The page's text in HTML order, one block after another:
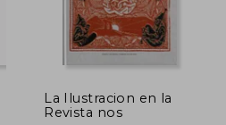
50%
dcto.
La Ilustracion en la
Revista nos